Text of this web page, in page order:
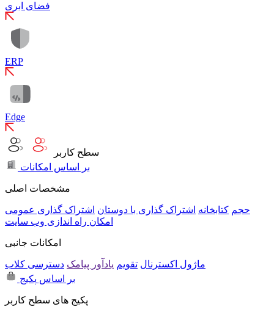
فضای ابری
ERP
Edge
سطح کاربر
بر اساس امکانات
مشخصات اصلی
حجم کتابخانه اشتراک گذاری با دوستان اشتراک گذاری عمومی
امکان راه اندازی وب سایت
امکانات جانبی
ماژول اکسترنال تقویم یادآور پیامک دسترسی کلاب
بر اساس پکیج
پکیج های سطح کاربر